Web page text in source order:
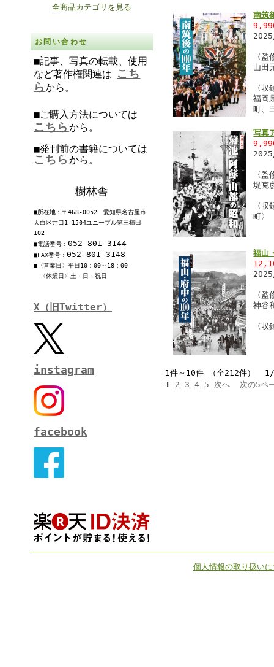
全商品カテゴリを見る
お問い合わせ
■記事、写真の転載、使用
など著作権関連は こち
らから。
■ご購入方法については
こちら から。
■発刊前の書籍については
こちら から。
樹林舎
■所在地：〒468-0052 愛知県名古屋市
天白区井口1-1504ユニーブル第三植田
102
■電話番号： 052-801-3144
■FAX番号： 052-801-3148
■〈営業日〉平日10：00～18：00
〈休業日〉土・日・祝日
X（旧Twitter）
instagram
facebook
南筑
〈監
山田
〈収
福岡
町、
写真
〈監
堤克
〈
町〉
福山
〈監
神谷
〈
1件～10件 （全212件） 1/
1 2 3 4 5 次へ 次の5ペ
個人情報の取り扱い